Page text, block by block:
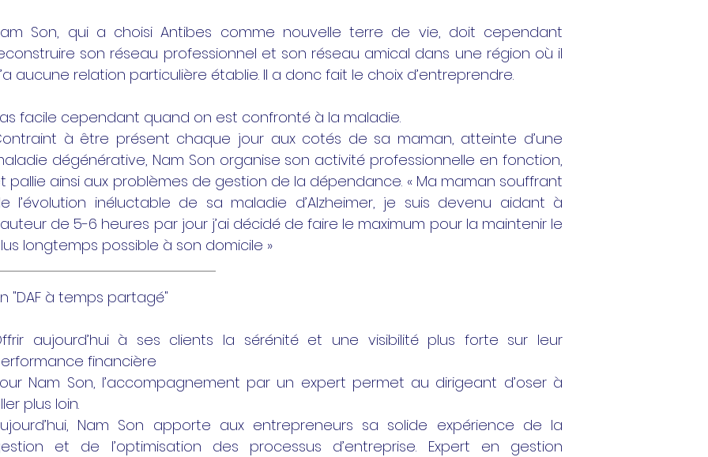
Son, qui a choisi Antibes comme nouvelle terre de vie, doit cependant
son réseau professionnel et son réseau amical dans une région où il
aucune relation particulière établie. Il a donc fait le choix d’entreprendre.
facile cependant quand on est confronté à la maladie.
à être présent chaque jour aux cotés de sa maman, atteinte d’une
dégénérative, Nam Son organise son activité professionnelle en fonction,
pallie ainsi aux problèmes de gestion de la dépendance. « Ma maman souffrant
l’évolution inéluctable de sa maladie d’Alzheimer, je suis devenu aidant à
de 5-6 heures par jour j’ai décidé de faire le maximum pour la maintenir le
longtemps possible à son domicile »
"DAF à temps partagé"
aujourd’hui à ses clients la sérénité et une visibilité plus forte sur leur
financière
Nam Son, l’accompagnement par un expert permet au dirigeant d’oser à
plus loin.
Nam Son apporte aux entrepreneurs sa solide expérience de la
et de l’optimisation des processus d’entreprise. Expert en gestion